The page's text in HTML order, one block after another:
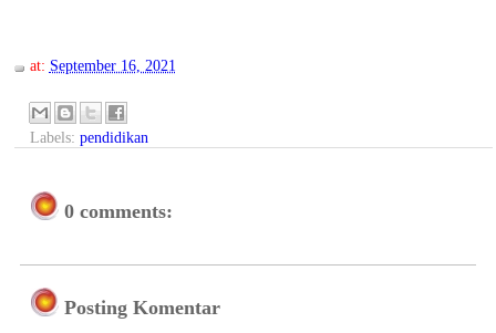
at: September 16, 2021
Labels: pendidikan
0 comments:
Posting Komentar